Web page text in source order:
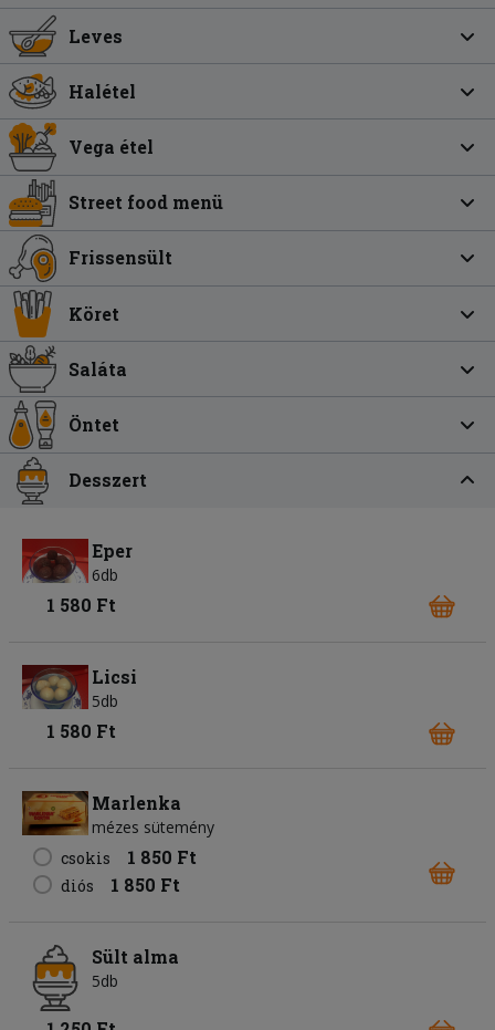
Leves
Halétel
Vega étel
Street food menü
Frissensült
Köret
Saláta
Öntet
Desszert
Eper
6db
1 580 Ft
Licsi
5db
1 580 Ft
Marlenka
mézes sütemény
csokis
1 850 Ft
diós 1 850 Ft
Sült alma
5db